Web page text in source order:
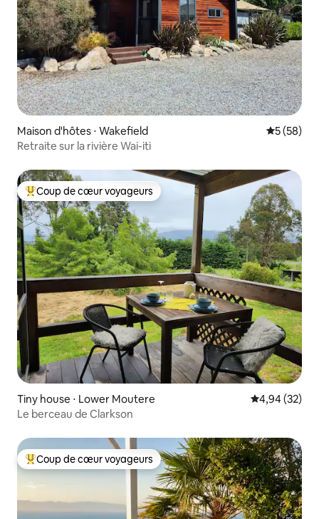
Maison d'hôtes ⋅ Wakefield
5 (58)
Retraite sur la rivière Wai-iti
Coups de cœur voyageurs les plus appréciés
Coup de cœur voyageurs
Tiny house ⋅ Lower Moutere Évaluation
4,94 (32)
Le berceau de Clarkson
Coups de cœur voyageurs les plus appréciés
Coup de cœur voyageurs